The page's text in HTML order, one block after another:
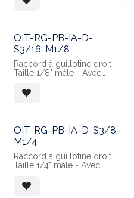
tube 1/8" Ext
.
OIT-RG-PB-IA-D-
S3/16-M1/8
Raccord à guillotine droit
Taille 1/8" mâle - Avec
Raccordement sapin pour
tube 3/16" Ext
.
OIT-RG-PB-IA-D-S3/8-
M1/4
Raccord à guillotine droit
Taille 1/4" mâle - Avec
obturateur
Raccordement sapin pour
tube 3/8" Ext
.